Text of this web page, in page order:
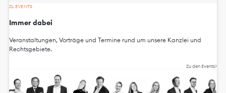
ZL EVENTS
Immer dabei
Veranstaltungen, Vorträge und Termine rund um unsere Kanzlei und
Rechtsgebiete.
Zu den Events